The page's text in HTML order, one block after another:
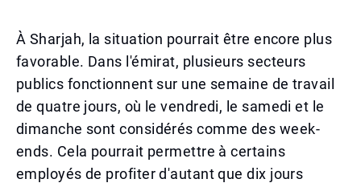
À Sharjah, la situation pourrait être encore plus
favorable. Dans l'émirat, plusieurs secteurs
publics fonctionnent sur une semaine de travail
de quatre jours, où le vendredi, le samedi et le
dimanche sont considérés comme des week-
ends. Cela pourrait permettre à certains
employés de profiter d'autant que dix jours